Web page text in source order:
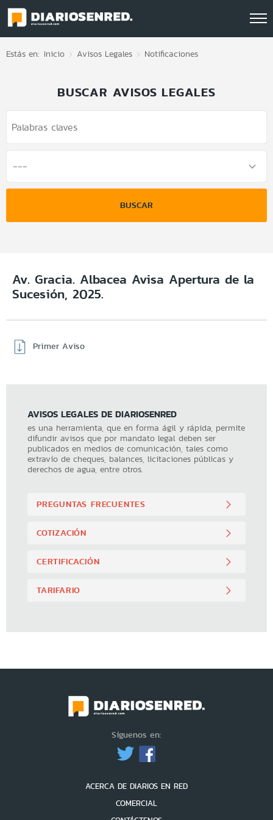
Click acá para ir directamente al contenido
Estás en: Inicio Avisos Legales Notificaciones
BUSCAR AVISOS LEGALES
BUSCAR
Av. Gracia. Albacea Avisa Apertura de la
Sucesión, 2025.
Primer Aviso
AVISOS LEGALES DE DIARIOSENRED
es una herramienta, que en forma ágil y rápida, permite
difundir avisos que por mandato legal deben ser
publicados en medios de comunicación, tales como
extravío de cheques, balances, licitaciones públicas y
derechos de agua, entre otros.
PREGUNTAS FRECUENTES
COTIZACIÓN
CERTIFICACIÓN
TARIFARIO
Síguenos en:
ACERCA DE DIARIOS EN RED
COMERCIAL